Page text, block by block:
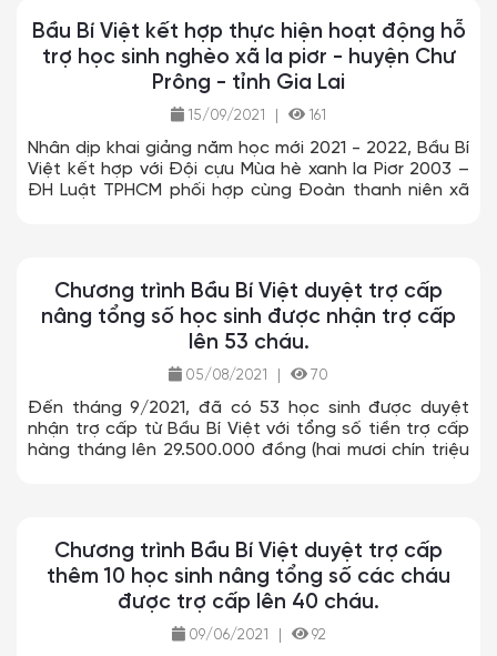
Bầu Bí Việt kết hợp thực hiện hoạt động hỗ
trợ học sinh nghèo xã Ia piơr - huyện Chư
Prông - tỉnh Gia Lai
15/09/2021 161
Nhân dịp khai giảng năm học mới 2021 - 2022, Bầu Bí
Việt kết hợp với Đội cựu Mùa hè xanh Ia Piơr 2003 –
ĐH Luật TPHCM phối hợp cùng Đoàn thanh niên xã
Chương trình Bầu Bí Việt duyệt trợ cấp
nâng tổng số học sinh được nhận trợ cấp
lên 53 cháu.
05/08/2021 70
Đến tháng 9/2021, đã có 53 học sinh được duyệt
nhận trợ cấp từ Bầu Bí Việt với tổng số tiền trợ cấp
hàng tháng lên 29.500.000 đồng (hai mươi chín triệu
Chương trình Bầu Bí Việt duyệt trợ cấp
thêm 10 học sinh nâng tổng số các cháu
được trợ cấp lên 40 cháu.
09/06/2021 92